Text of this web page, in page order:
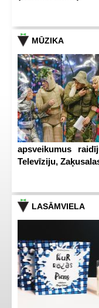
MŪZIKA
apsveikumus
Televīziju,
LASĀMVIELA